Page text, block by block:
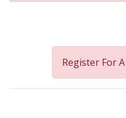
Register For